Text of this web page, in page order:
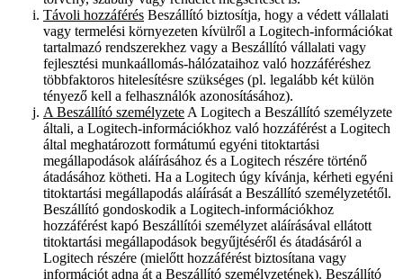
Távoli hozzáférés Beszállító biztosítja, hogy a védett vállalati
vagy termelési környezeten kívülről a Logitech-információkat
tartalmazó rendszerekhez vagy a Beszállító vállalati vagy
fejlesztési munkaállomás-hálózataihoz való hozzáféréshez
többfaktoros hitelesítésre szükséges (pl. legalább két külön
tényező kell a felhasználók azonosításához).
A Beszállító személyzete A Logitech a Beszállító személyzete
általi, a Logitech-információkhoz való hozzáférést a Logitech
által meghatározott formátumú egyéni titoktartási
megállapodások aláírásához és a Logitech részére történő
átadásához kötheti. Ha a Logitech úgy kívánja, kérheti egyéni
titoktartási megállapodás aláírását a Beszállító személyzetétől.
Beszállító gondoskodik a Logitech-információkhoz
hozzáférést kapó Beszállítói személyzet aláírásával ellátott
titoktartási megállapodások begyűjtéséről és átadásáról a
Logitech részére (mielőtt hozzáférést biztosítana vagy
információt adna át a Beszállító személyzetének). Beszállító